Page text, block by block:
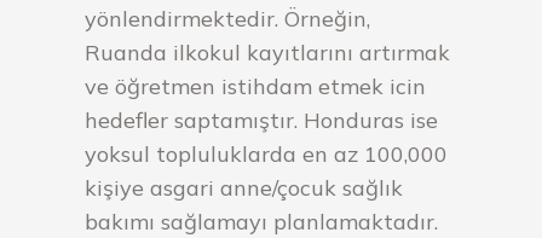
yönlendirmektedir. Örneğin,
Ruanda ilkokul kayıtlarını artırmak
ve öğretmen istihdam etmek icin
hedefler saptamıştır. Honduras ise
yoksul topluluklarda en az 100,000
kişiye asgari anne/çocuk sağlık
bakımı sağlamayı planlamaktadır.